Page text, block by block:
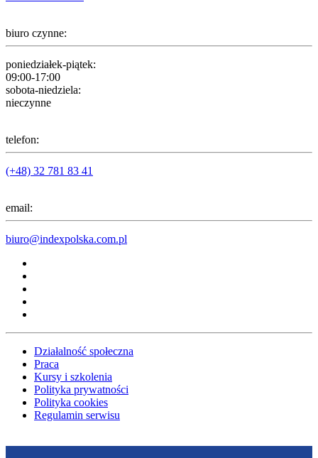
biuro czynne:
poniedziałek-piątek:
09:00-17:00
sobota-niedziela:
nieczynne
telefon:
(+48) 32 781 83 41
email:
biuro@indexpolska.com.pl
Działalność społeczna
Praca
Kursy i szkolenia
Polityka prywatności
Polityka cookies
Regulamin serwisu